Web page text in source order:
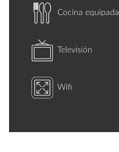
Cocina equipada
Televisión
Wifi